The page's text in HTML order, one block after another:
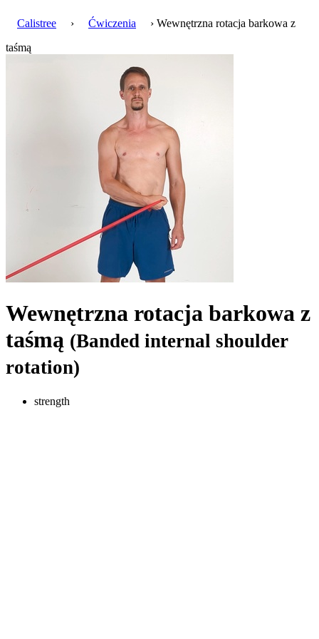
Calistree › Ćwiczenia
› Wewnętrzna rotacja barkowa z
taśmą
Wewnętrzna rotacja barkowa z
taśmą (Banded internal shoulder
rotation)
strength